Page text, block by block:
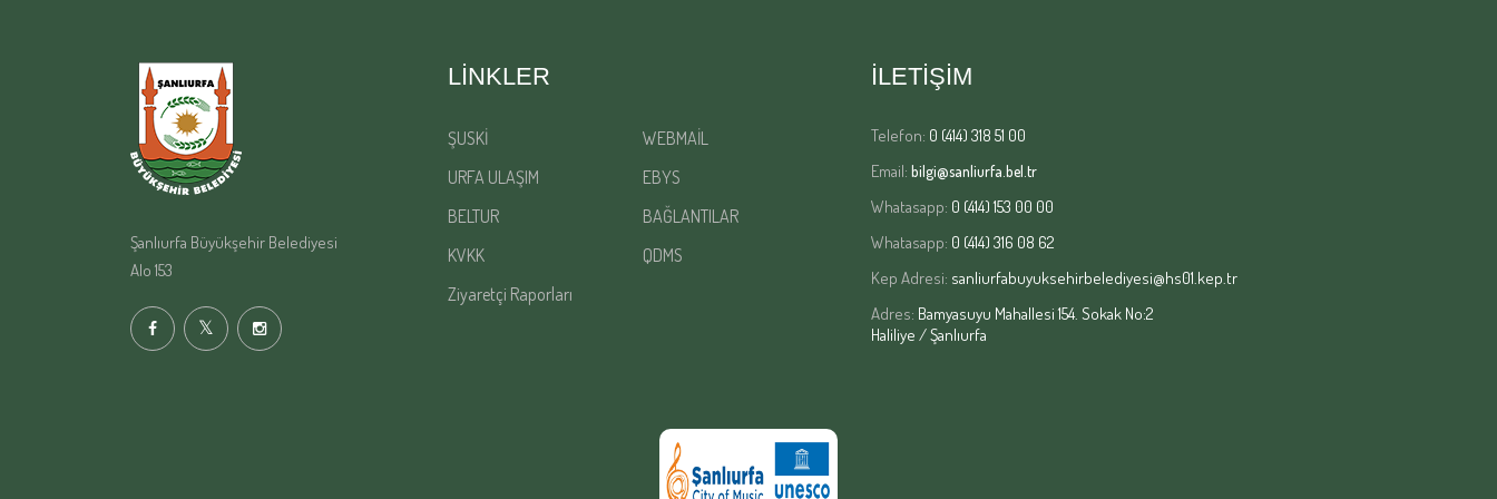
Şanlıurfa Büyükşehir Belediyesi
Alo 153
LINKLER
ŞUSKİ
WEBMAİL
URFA ULAŞIM
EBYS
BELTUR
BAĞLANTILAR
KVKK
QDMS
Ziyaretçi Raporları
İLETİŞİM
Telefon: 0 (414) 318 51 00
Email: bilgi@sanliurfa.bel.tr
Whatasapp: 0 (414) 153 00 00
Whatasapp: 0 (414) 316 08 62
Kep Adresi: sanliurfabuyuksehirbelediyesi@hs01.kep.tr
Adres: Bamyasuyu Mahallesi 154. Sokak No:2
Haliliye / Şanlıurfa